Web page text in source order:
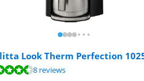
Look Therm Perfection
8 reviews